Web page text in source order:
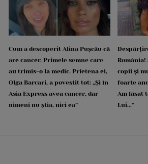
Cum a descoperit Alina Pușcău că
are cancer. Primele semne care
au trimis-o la medic. Prietena ei,
Olga Barcari, a povestit tot: „Și în
Asia Express avea cancer, dar
nimeni nu știa, nici ea”
România!
copii și
foarte
Am lăsat
Lui...”